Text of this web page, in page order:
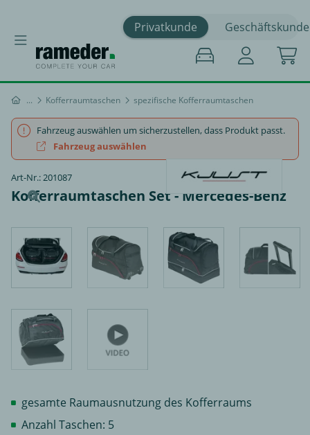
Privatkunde Geschäftskunde
Kofferraumtaschen spezifische Kofferraumtaschen
Fahrzeug auswählen um sicherzustellen, dass Produkt passt.
Fahrzeug auswählen
Art-Nr.: 201087
Kofferraumtaschen Set - Mercedes-Benz
gesamte Raumausnutzung des Kofferraums
Anzahl Taschen: 5